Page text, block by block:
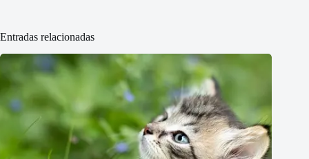
Entradas relacionadas